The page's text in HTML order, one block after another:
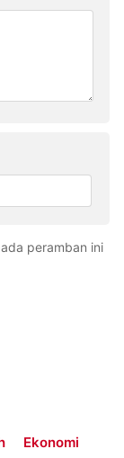
peramban ini
Ekonomi